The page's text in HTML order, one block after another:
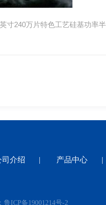
240万片特色工艺硅基功率
司介绍 | 产品中心 |
鲁ICP备19001214号-2